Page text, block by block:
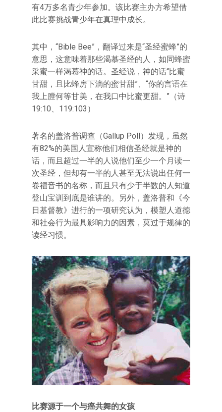
有4万多名青少年参加。该比赛主办方希望借
此比赛挑战青少年在真理中成长。
其中，“Bible Bee”，翻译过来是“圣经蜜蜂”的
意思，这意味着那些渴慕圣经的人，如同蜂蜜
采蜜一样渴慕神的话。圣经说，神的话“比蜜
甘甜，且比蜂房下滴的蜜甘甜”、“你的言语在
我上膛何等甘美，在我口中比蜜更甜。”（诗
19:10、119:103）
著名的盖洛普调查（Gallup Poll）发现，虽然
有82%的美国人宣称他们相信圣经就是神的
话，而且超过一半的人说他们至少一个月读一
次圣经，但却有一半的人甚至无法说出任何一
卷福音书的名称，而且只有少于半数的人知道
登山宝训到底是谁讲的。另外，盖洛普和《今
日基督教》进行的一项研究认为，模塑人道德
和社会行为最具影响力的因素，莫过于规律的
读经习惯。
比赛源于一个与癌共舞的女孩